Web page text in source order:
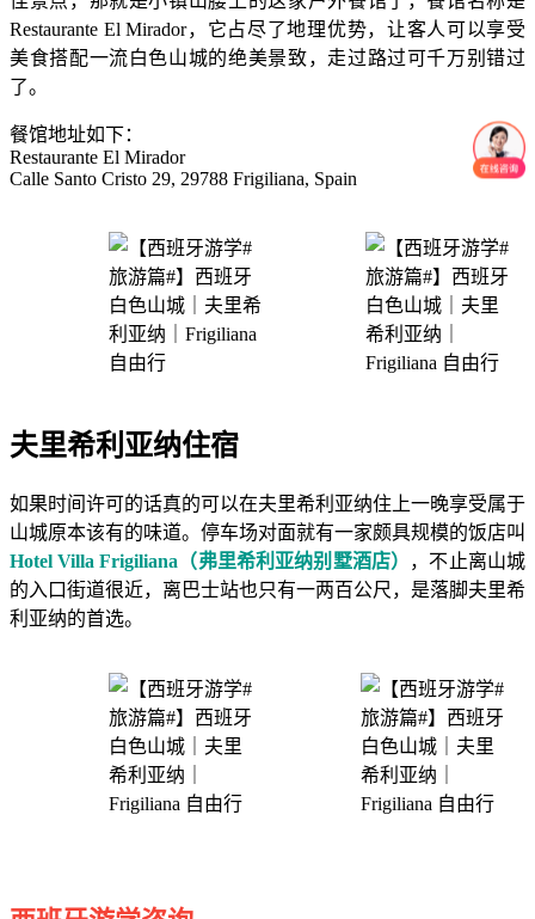
Restaurante El Mirador，它占尽了地理优势，让客人可以享受
美食搭配一流白色山城的绝美景致，走过路过可千万别错过
了。
餐馆地址如下：
Restaurante El Mirador
Calle Santo Cristo 29, 29788 Frigiliana, Spain
夫里希利亚纳住宿
如果时间许可的话真的可以在夫里希利亚纳住上一晚享受属于
山城原本该有的味道。停车场对面就有一家颇具规模的饭店叫
Hotel Villa Frigiliana（弗里希利亚纳别墅酒店）
，不止离山城
的入口街道很近，离巴士站也只有一两百公尺，是落脚夫里希
利亚纳的首选。